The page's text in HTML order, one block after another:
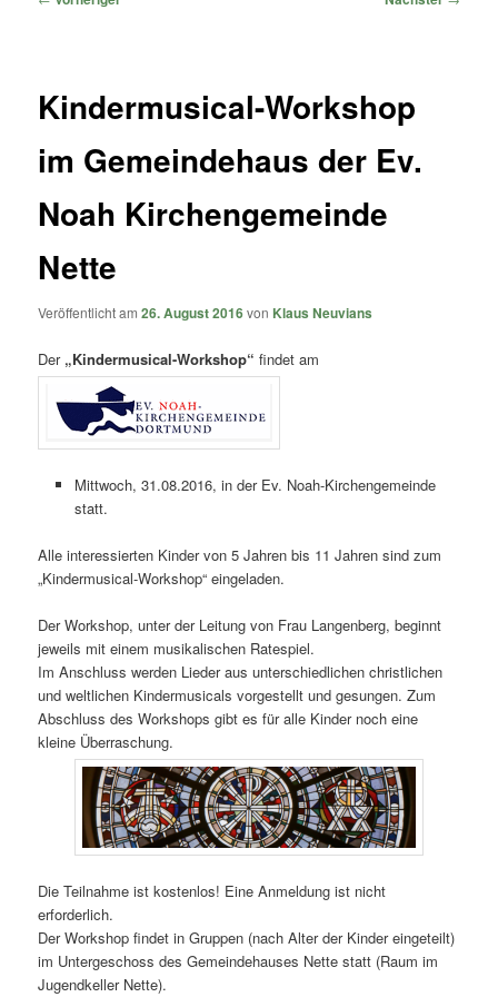
Kindermusical-Workshop
im Gemeindehaus der Ev.
Noah Kirchengemeinde
Nette
Veröffentlicht am26. August 2016von Klaus Neuvians
Der „Kindermusical-Workshop“ findet am
Mittwoch, 31.08.2016, in der Ev. Noah-Kirchengemeinde
statt.
Alle interessierten Kinder von 5 Jahren bis 11 Jahren sind zum
„Kindermusical-Workshop“ eingeladen.
Der Workshop, unter der Leitung von Frau Langenberg, beginnt
jeweils mit einem musikalischen Ratespiel.
Im Anschluss werden Lieder aus unterschiedlichen christlichen
und weltlichen Kindermusicals vorgestellt und gesungen. Zum
Abschluss des Workshops gibt es für alle Kinder noch eine
kleine Überraschung.
Die Teilnahme ist kostenlos! Eine Anmeldung ist nicht
erforderlich.
Der Workshop findet in Gruppen (nach Alter der Kinder eingeteilt)
im Untergeschoss des Gemeindehauses Nette statt (Raum im
Jugendkeller Nette).